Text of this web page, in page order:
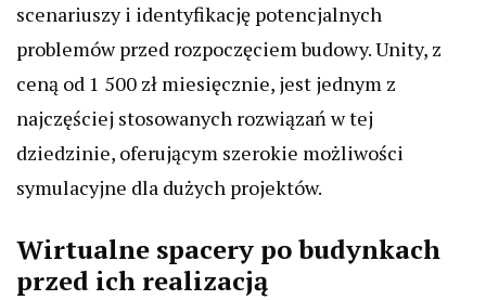
scenariuszy i identyfikację potencjalnych
problemów przed rozpoczęciem budowy. Unity, z
ceną od 1 500 zł miesięcznie, jest jednym z
najczęściej stosowanych rozwiązań w tej
dziedzinie, oferującym szerokie możliwości
symulacyjne dla dużych projektów.
Wirtualne spacery po budynkach
przed ich realizacją